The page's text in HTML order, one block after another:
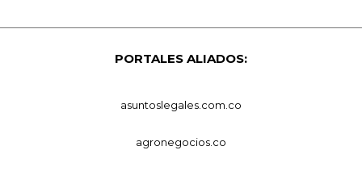
PORTALES ALIADOS:
asuntoslegales.com.co
agronegocios.co